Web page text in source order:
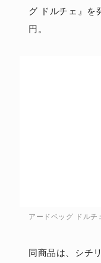
グ ドルチェ』を
円。
アードベッグ ドルチ
同商品は、シチ